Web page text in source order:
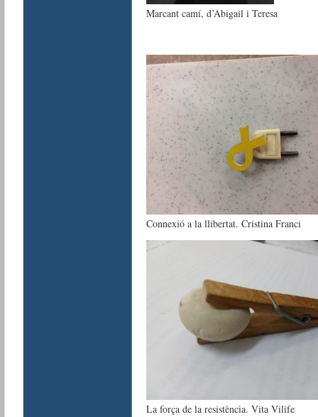
Marcant camí, d’Abigail i Teresa
Connexió a la llibertat. Cristina Franci
La força de la resistència. Vita Vilife